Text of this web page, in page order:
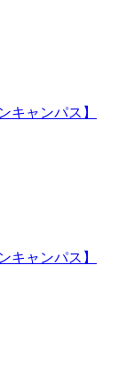
キャンパス】
キャンパス】